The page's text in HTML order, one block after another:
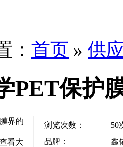
： 首页 » 供
PET保护
看大
浏览次数： 50
品牌：
鑫